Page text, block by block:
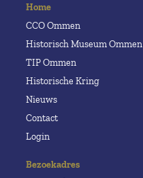
Bezoekadres
Home
CCO Ommen
Historisch Museum Ommen
TIP Ommen
Historische Kring
Nieuws
Contact
Login